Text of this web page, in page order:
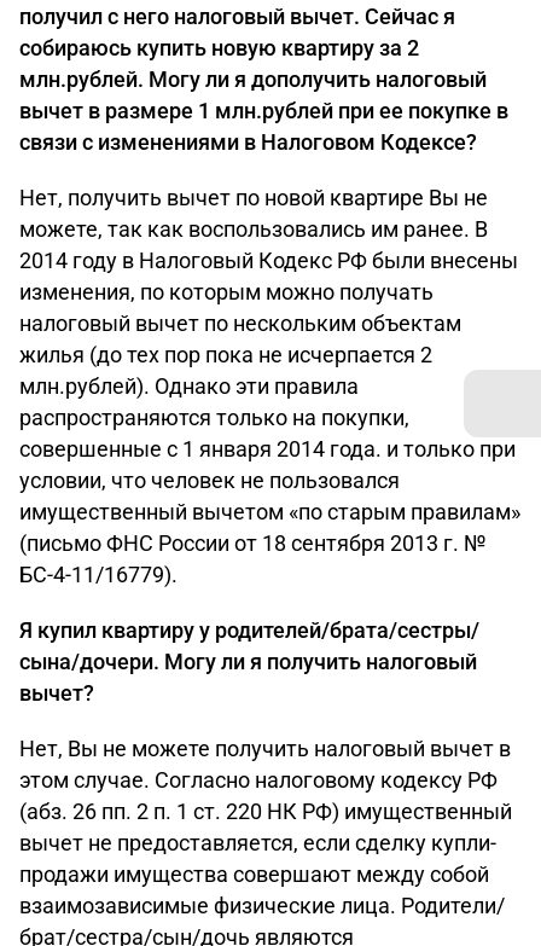
получил с него налоговый вычет. Сейчас я
собираюсь купить новую квартиру за 2
млн.рублей. Могу ли я дополучить налоговый
вычет в размере 1 млн.рублей при ее покупке в
связи с изменениями в Налоговом Кодексе?
Нет, получить вычет по новой квартире Вы не
можете, так как воспользовались им ранее. В
2014 году в Налоговый Кодекс РФ были внесены
изменения, по которым можно получать
налоговый вычет по нескольким объектам
жилья (до тех пор пока не исчерпается 2
млн.рублей). Однако эти правила
распространяются только на покупки,
совершенные с 1 января 2014 года. и только при
условии, что человек не пользовался
имущественный вычетом «по старым правилам»
(письмо ФНС России от 18 сентября 2013 г. №
БС-4-11/16779).
Я купил квартиру у родителей/брата/сестры/
сына/дочери. Могу ли я получить налоговый
вычет?
Нет, Вы не можете получить налоговый вычет в
этом случае. Согласно налоговому кодексу РФ
(абз. 26 пп. 2 п. 1 ст. 220 НК РФ) имущественный
вычет не предоставляется, если сделку купли-
продажи имущества совершают между собой
взаимозависимые физические лица. Родители/
брат/сестра/сын/дочь являются